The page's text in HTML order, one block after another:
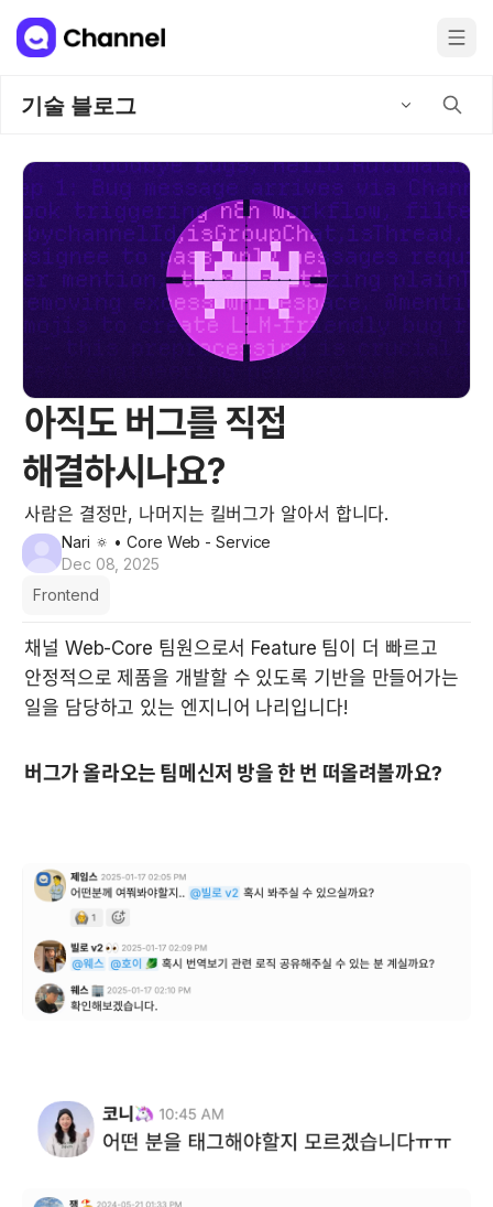
기술 블로그
아직도 버그를 직접
해결하시나요?
사람은 결정만, 나머지는 킬버그가 알아서 합니다.
Nari 🔅 • Core Web - Service
Dec 08, 2025
Frontend
채널 Web-Core 팀원으로서 Feature 팀이 더 빠르고
안정적으로 제품을 개발할 수 있도록 기반을 만들어가는
일을 담당하고 있는 엔지니어 나리입니다!
버그가 올라오는 팀메신저 방을 한 번 떠올려볼까요?